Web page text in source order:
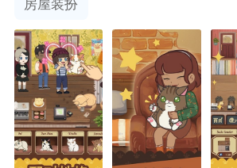
房屋装扮